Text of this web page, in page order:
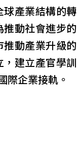
產業結構的轉
動社會進步的
動產業升級的
建立產官學訓
際企業接軌。